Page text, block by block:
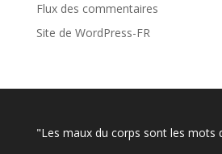
Flux des commentaires
Site de WordPress-FR
"Les maux du corps sont les mots